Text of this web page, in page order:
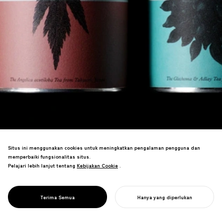
PROJECT
{TABEL}
menjadi merek teh di jantung budaya
Situs ini menggunakan cookies untuk meningkatkan pengalaman pengguna dan
memperbaiki fungsionalitas situs.
Pelajari lebih lanjut tentang Kebijakan Cookie
Kebijakan Cookie .
Terima Semua Hanya yang diperlukan